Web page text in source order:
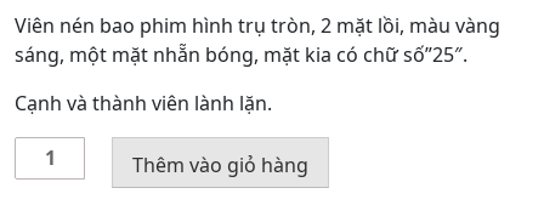
Viên nén bao phim hình trụ tròn, 2 mặt lồi, màu vàng
sáng, một mặt nhẵn bóng, mặt kia có chữ số”25″.
Cạnh và thành viên lành lặn.
Thuốc
Amitriptyline
Thêm vào giỏ hàng